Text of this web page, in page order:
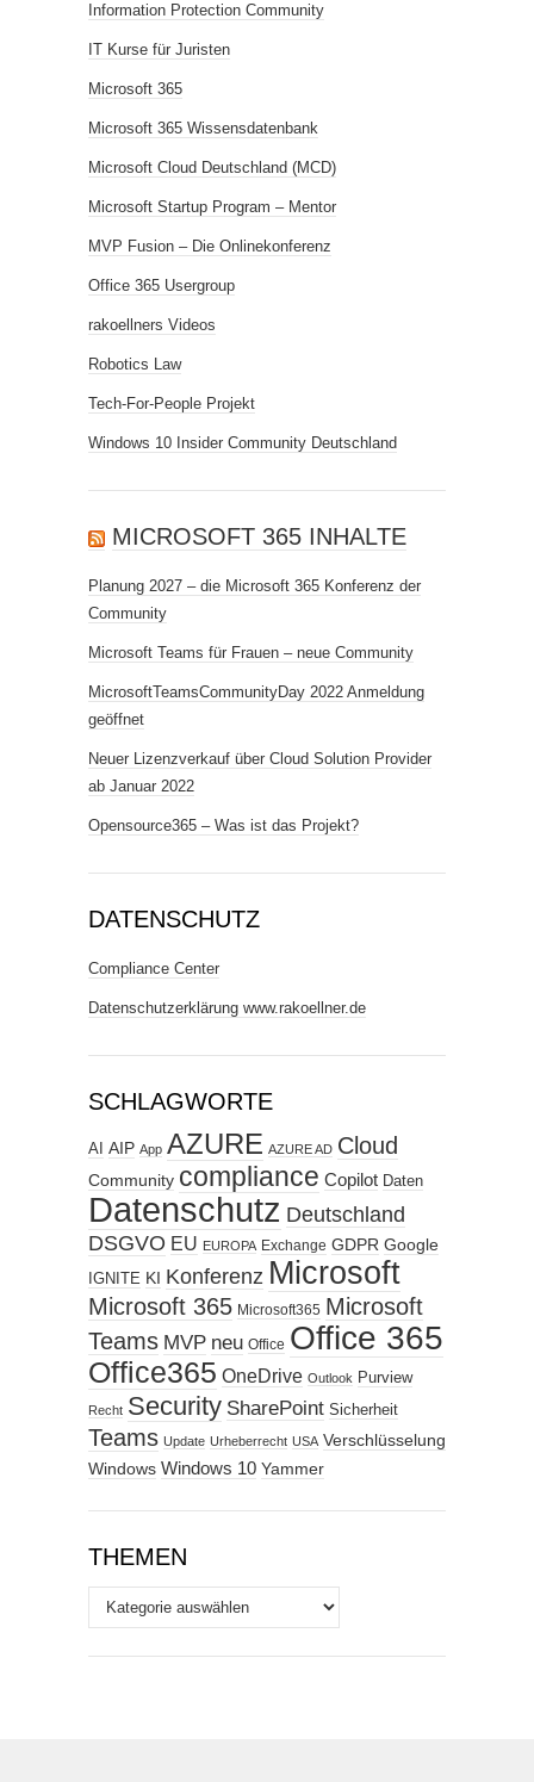
Information Protection Community
IT Kurse für Juristen
Microsoft 365
Microsoft 365 Wissensdatenbank
Microsoft Cloud Deutschland (MCD)
Microsoft Startup Program – Mentor
MVP Fusion – Die Onlinekonferenz
Office 365 Usergroup
rakoellners Videos
Robotics Law
Tech-For-People Projekt
Windows 10 Insider Community Deutschland
MICROSOFT 365 INHALTE
Planung 2027 – die Microsoft 365 Konferenz der
Community
Microsoft Teams für Frauen – neue Community
MicrosoftTeamsCommunityDay 2022 Anmeldung
geöffnet
Neuer Lizenzverkauf über Cloud Solution Provider
ab Januar 2022
Opensource365 – Was ist das Projekt?
DATENSCHUTZ
Compliance Center
Datenschutzerklärung www.rakoellner.de
SCHLAGWORTE
AI AIP App AZURE AZURE AD Cloud
Community compliance Copilot Daten
Datenschutz Deutschland
DSGVO EU EUROPA Exchange GDPR Google
IGNITE KI Konferenz Microsoft
Microsoft 365 Microsoft365 Microsoft
Teams MVP neu Office Office 365
Office365 OneDrive Outlook Purview
Recht Security SharePoint Sicherheit
Teams Update Urheberrecht USA Verschlüsselung
Windows Windows 10 Yammer
THEMEN
Themen